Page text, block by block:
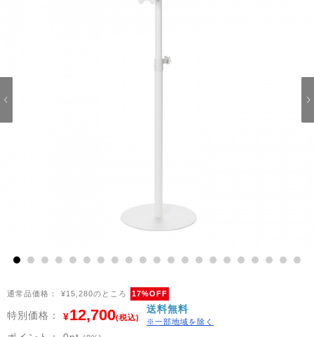
10 11 12 13 14 15 16 17 18 19 20
通常品価格： ¥15,280のところ 17%OFF
特別価格： ¥12,700(税込)
送料無料
※一部地域を除く